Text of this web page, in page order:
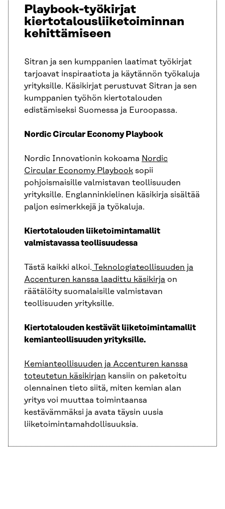
Playbook-työkirjat
kiertotalousliiketoiminnan
kehittämiseen
Sitran ja sen kumppanien laatimat työkirjat
tarjoavat inspiraatiota ja käytännön työkaluja
yrityksille. Käsikirjat perustuvat Sitran ja sen
kumppanien työhön kiertotalouden
edistämiseksi Suomessa ja Euroopassa.
Nordic Circular Economy Playbook
Nordic Innovationin kokoama Nordic
Circular Economy Playbook sopii
pohjoismaisille valmistavan teollisuuden
yrityksille. Englanninkielinen käsikirja sisältää
paljon esimerkkejä ja työkaluja.
Kiertotalouden liiketoimintamallit
valmistavassa teollisuudessa
Tästä kaikki alkoi. Teknologiateollisuuden ja
Accenturen kanssa laadittu käsikirja on
räätälöity suomalaisille valmistavan
teollisuuden yrityksille.
Kiertotalouden kestävät liiketoimintamallit
kemianteollisuuden yrityksille.
Kemianteollisuuden ja Accenturen kanssa
toteutetun käsikirjan kansiin on paketoitu
olennainen tieto siitä, miten kemian alan
yritys voi muuttaa toimintaansa
kestävämmäksi ja avata täysin uusia
liiketoimintamahdollisuuksia.